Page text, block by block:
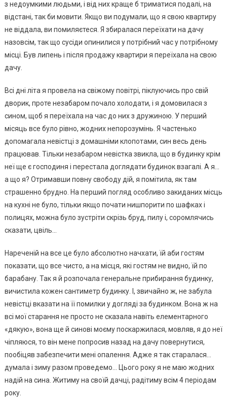
з недоумкими людьми, і від них краще б триматися подалі, на
відстані, так би мовити. Якщо ви подумали, що я свою квартиру
не віддала, ви помиляєтеся. Я збиралася переїхати на дачу
назовсім, так що сусіди опинилися у потрібний час у потрібному
місці. Був липень і після продажу квартири я переїхала на свою
дачу.
Всі дні літа я провела на свіжому повітрі, піклуючись про свій
дворик, проте незабаром почало холодати, і я домовилася з
сином, щоб я переїхала на час до них з дружиною. У перший
місяць все було рівно, жодних непорозумінь. Я частенько
допомагала невістці з домашніми клопотами, син весь день
працював. Тільки незабаром невістка звикла, що в будинку крім
неї ще є господиня і перестала доглядати будинок взагалі. А я…
а що я? Отримавши повну свободу дій, я помітила, як там
страшенно брудно. На перший погляд особливо закиданих місць
на кухні не було, тільки якщо почати нишпорити по шафках і
полицях, можна було зустріти скрізь бруд, пилу і, соромлячись
сказати, цвіль…
Нареченій на все це було абсолютно начхати, їй аби гостям
показати, що все чисто, а на місця, які гостям не видно, їй по
барабану. Так я й розпочала генеральне прибирання будинку,
вичистила кожен сантиметр будинку. І, звичайно ж, не забула
невістці вказати на її помилки у догляді за будинком. Вона ж на
всі мої старання не просто не сказала навіть елементарного
«дякую», вона ще й синові моєму поскаржилася, мовляв, я до неї
чіпляюся, то він мене попросив назад на дачу повернутися,
пообіцяв забезпечити мені опалення. Адже я так старалася…
думала і зиму разом проведемо… Цього року я не маю жодних
надій на сина. Житиму на своїй дачці, радітиму всім 4 періодам
року.